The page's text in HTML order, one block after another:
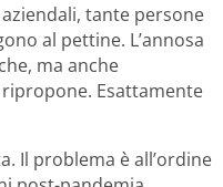
tante persone
al pettine. L’annosa
ma anche
Esattamente
Il problema è all’ordine